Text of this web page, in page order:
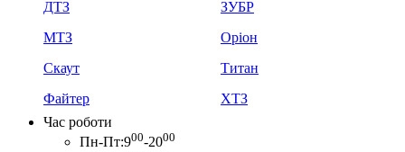
ДТЗ
ЗУБР
МТЗ
Оріон
Скаут
Титан
Файтер
ХТЗ
Час роботи
Пн-Пт:900-2000